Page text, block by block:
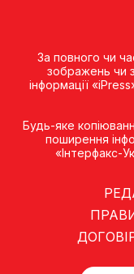
За повного чи
зображень чи
інформації
Будь-яке
поширення
«Iнтерфакс-